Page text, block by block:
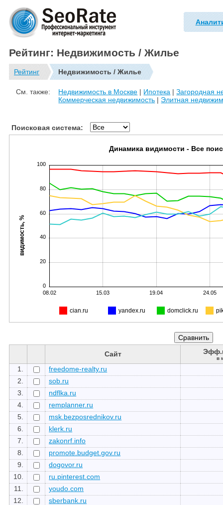
Рейтинг: Недвижимость / Жилье
Рейтинг Недвижимость / Жилье
См. также: Недвижимость в Москве | Ипотека |Загородная
Коммерческая недвижимость | Элитная
Поисковая система:
0
20
40
60
80
100
08.02 15.03 19.04 24.05
видимость, %
Динамика видимости - Все
cian.ru yandex.ru domclick.ru
Сайт
в
1.
freedome-realty.ru
2.
sob.ru
3.
ndflka.ru
4.
remplanner.ru
5.
msk.bezposrednikov.ru
6.
klerk.ru
7.
zakonrf.info
8.
promote.budget.gov.ru
9.
dogovor.ru
10.
ru.pinterest.com
11.
youdo.com
12.
sberbank.ru